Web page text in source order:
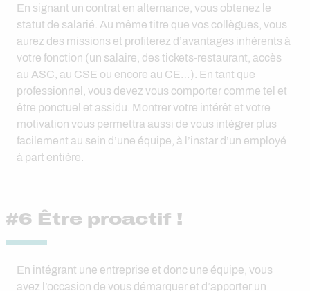
En signant un contrat en alternance, vous obtenez le
statut de salarié. Au même titre que vos collègues, vous
aurez des missions et profiterez d’avantages inhérents à
votre fonction (un salaire, des tickets-restaurant, accès
au ASC, au CSE ou encore au CE…). En tant que
professionnel, vous devez vous comporter comme tel et
être ponctuel et assidu. Montrer votre intérêt et votre
motivation vous permettra aussi de vous intégrer plus
facilement au sein d’une équipe, à l’instar d’un employé
à part entière.
#6 Être proactif !
En intégrant une entreprise et donc une équipe, vous
avez l’occasion de vous démarquer et d’apporter un